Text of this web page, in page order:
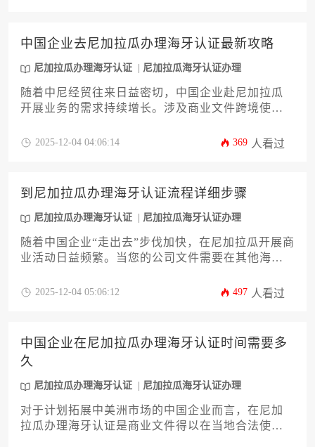
中国企业去尼加拉瓜办理海牙认证最新攻略
尼加拉瓜办理海牙认证 尼加拉瓜海牙认证办理
随着中尼经贸往来日益密切，中国企业赴尼加拉瓜
开展业务的需求持续增长。涉及商业文件跨境使用
梳理了尼加拉瓜办理海牙认证的最新流程、所需材
2025-12-04 04:06:14 369 人看过
到尼加拉瓜办理海牙认证流程详细步骤
尼加拉瓜办理海牙认证 尼加拉瓜海牙认证办理
随着中国企业“走出去”步伐加快，在尼加拉瓜开展商
业活动日益频繁。当您的公司文件需要在其他海牙
关键一环。本文将为作为企业决策者的您，提供一
加拉瓜办理海牙认证流程，规避潜在风险，确保商
业活动顺畅无阻。
2025-12-04 05:06:12 497 人看过
中国企业在尼加拉瓜办理海牙认证时间需要多
久
尼加拉瓜办理海牙认证 尼加拉瓜海牙认证办理
对于计划拓展中美洲市场的中国企业而言，在尼加
拉瓜办理海牙认证是商业文件得以在当地合法使用